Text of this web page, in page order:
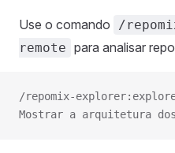
Use o comando
/
remote para analisar
/repomix-
Mostrar a arquitetura